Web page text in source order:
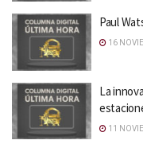
Paul
16
La
11